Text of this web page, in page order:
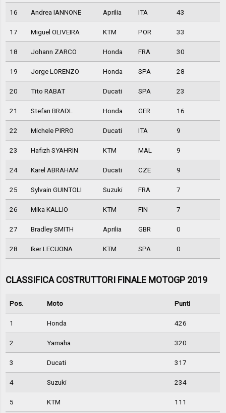
16 Andrea IANNONE Aprilia ITA 43
17 Miguel OLIVEIRA KTM POR 33
18 Johann ZARCO Honda FRA 30
19 Jorge LORENZO Honda SPA 28
20 Tito RABAT Ducati SPA 23
21 Stefan BRADL Honda GER 16
22 Michele PIRRO Ducati ITA 9
23 Hafizh SYAHRIN KTM MAL 9
24 Karel ABRAHAM Ducati CZE 9
25 Sylvain GUINTOLI Suzuki FRA 7
26 Mika KALLIO KTM FIN 7
27 Bradley SMITH Aprilia GBR 0
28 Iker LECUONA KTM SPA 0
CLASSIFICA COSTRUTTORI FINALE MOTOGP 2019
Pos. Moto Punti
1 Honda 426
2 Yamaha 320
3 Ducati 317
4 Suzuki 234
5 KTM 111